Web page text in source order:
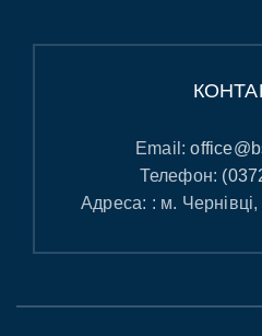
Email:
Телефон:
Адреса: : м.